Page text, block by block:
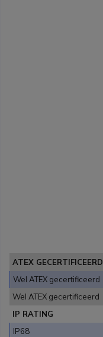
ATEX GECERTIFICEERD
Wel ATEX gecertificeerd
Wel ATEX gecertificeerd
IP RATING
IP68